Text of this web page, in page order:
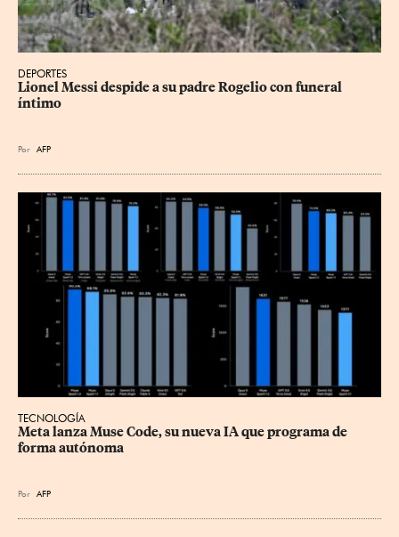
DEPORTES
Lionel Messi despide a su padre Rogelio con funeral
íntimo
Por AFP
TECNOLOGÍA
Meta lanza Muse Code, su nueva IA que programa de
forma autónoma
Por AFP